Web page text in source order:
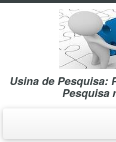
Usina de Pesquisa:
Pesquisa